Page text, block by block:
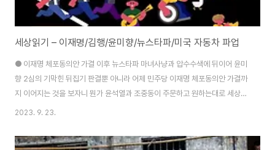
세상읽기 – 이재명/김행/윤미향/뉴스타파/미국 자동차 파업
● 이재명 체포동의안 가결 이후 뉴스타파 마녀사냥과 압수수색에 뒤이어 윤미
향 2심의 기막힌 뒤집기 판결뿐 아니라 어제 민주당 이재명 체포동의안 가결까
지 이어지는 것을 보자니 뭔가 윤석열과 조중동이 주문하고 원하는대로 세상이
굴러가는 느낌이라 참 기분이 엿같아진다. 특히 어제 국회에서 벌어진 찬반 투
가결 때의 장면들을 떠올리게 만들었다. 분명한 차이점들은 있지만 중요하게
2023. 9. 23.